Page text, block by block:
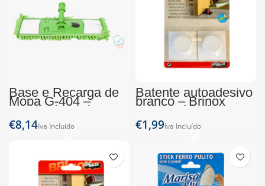
Base e Recarga de
Mopa G-404 –
Pamex (45cm)
€
Batente autoadesivo
branco – Brinox
(Blister de 2 )
€